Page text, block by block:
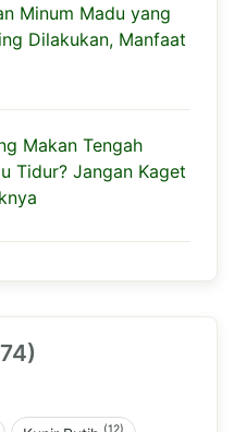
Minum Madu yang
Dilakukan, Manfaat
Makan Tengah
Tidur? Jangan Kaget